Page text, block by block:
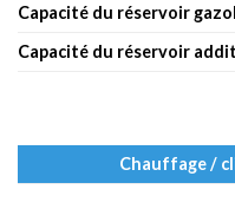
Capacité du réservoir
Capacité du réservoir
Chauffage /